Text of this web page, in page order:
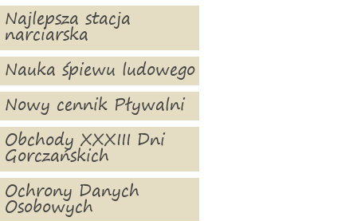
Najlepsza stacja
narciarska
Nauka śpiewu ludowego
Nowy cennik Pływalni
Obchody XXXIII Dni
Gorczańskich
Ochrony Danych
Osobowych